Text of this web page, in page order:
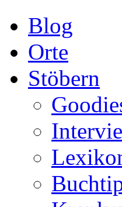
Blog
Orte
Stöbern